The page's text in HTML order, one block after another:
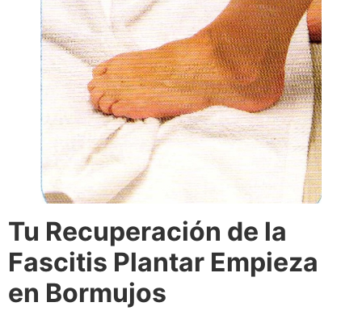
Tu Recuperación de la
Fascitis Plantar Empieza
en Bormujos